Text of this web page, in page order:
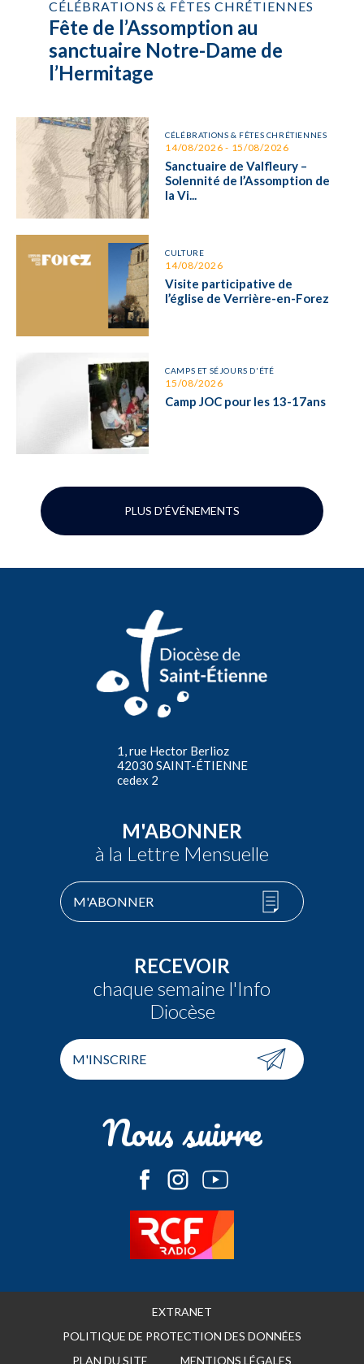
PLUS D'ÉVÉNEMENTS
CÉLÉBRATIONS & FÊTES CHRÉTIENNES
Fête de l’Assomption au
sanctuaire Notre-Dame de
l’Hermitage
CÉLÉBRATIONS & FÊTES CHRÉTIENNES
14/08/2026 - 15/08/2026
Sanctuaire de Valfleury –
Solennité de l’Assomption de
la Vi...
CULTURE
14/08/2026
Visite participative de
l’église de Verrière-en-Forez
CAMPS ET SÉJOURS D'ÉTÉ
15/08/2026
Camp JOC pour les 13-17ans
1, rue Hector Berlioz
42030 SAINT-ÉTIENNE
cedex 2
M'ABONNER
à la Lettre Mensuelle
M'ABONNER
RECEVOIR
chaque semaine l'Info
Diocèse
M'INSCRIRE
Nous suivre
EXTRANET
POLITIQUE DE PROTECTION DES DONNÉES
PLAN DU SITE
MENTIONS LÉGALES